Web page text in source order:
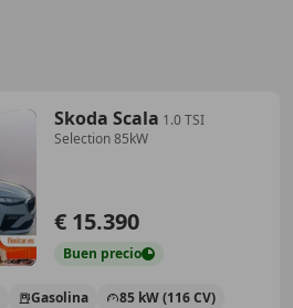
Skoda Scala 1.0 TSI
Selection 85kW
€ 15.390
Buen precio
Gasolina 85 kW (116 CV)